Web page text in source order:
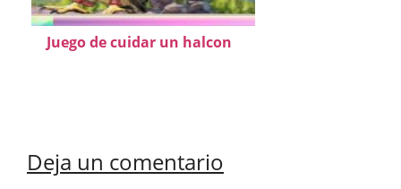
Juego de cuidar un halcon
Deja un comentario